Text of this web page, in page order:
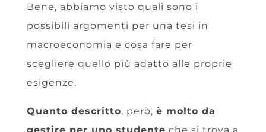
Bene, abbiamo visto quali sono i
possibili argomenti per una tesi in
macroeconomia e cosa fare per
scegliere quello più adatto alle proprie
esigenze.
Quanto descritto, però, è molto da
gestire per uno studente che si trova a